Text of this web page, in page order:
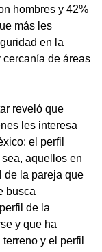
hombres y 42%
más les
en la
cercanía de áreas
reveló que
les interesa
el perfil
aquellos en
de la pareja que
busca
de la
y que ha
y el perfil